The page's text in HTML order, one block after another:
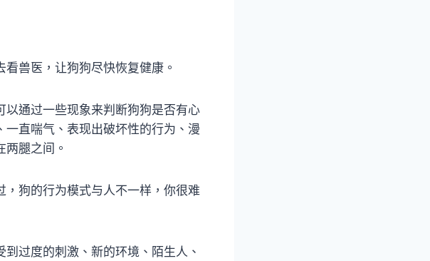
兽医，让狗狗尽快恢复健康。
通过一些现象来判断狗狗是否有心
直喘气、表现出破坏性的行为、漫
腿之间。
狗的行为模式与人不一样，你很难
过度的刺激、新的环境、陌生人、